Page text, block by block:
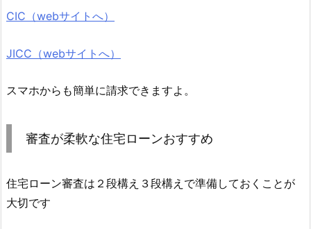
CIC（webサイトへ）
JICC（webサイトへ）
スマホからも簡単に請求できますよ。
審査が柔軟な住宅ローンおすすめ
住宅ローン審査は２段構え３段構えで準備しておくことが
大切です